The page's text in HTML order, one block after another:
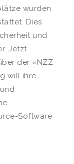
wurden
Dies
und
Jetzt
der «NZZ
will ihre
Software